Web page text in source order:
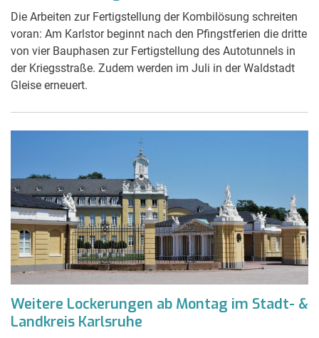
Die Arbeiten zur Fertigstellung der Kombilösung schreiten
voran: Am Karlstor beginnt nach den Pfingstferien die dritte
von vier Bauphasen zur Fertigstellung des Autotunnels in
der Kriegsstraße. Zudem werden im Juli in der Waldstadt
Gleise erneuert.
Weitere Lockerungen ab Montag im Stadt- &
Landkreis Karlsruhe